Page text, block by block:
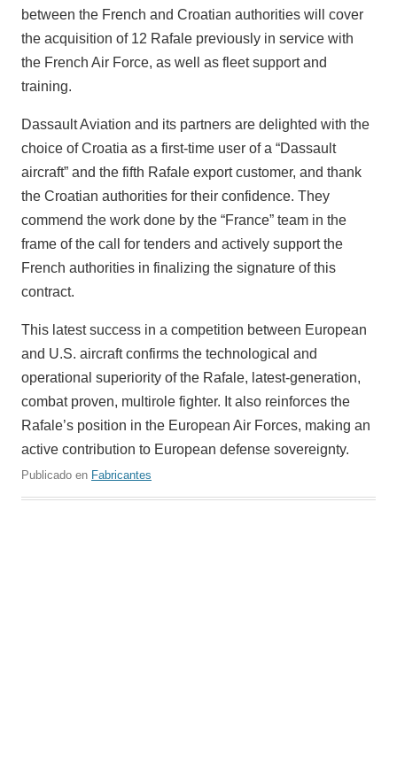
between the French and Croatian authorities will cover
the acquisition of 12 Rafale previously in service with
the French Air Force, as well as fleet support and
training.
Dassault Aviation and its partners are delighted with the
choice of Croatia as a first-time user of a “Dassault
aircraft” and the fifth Rafale export customer, and thank
the Croatian authorities for their confidence. They
commend the work done by the “France” team in the
frame of the call for tenders and actively support the
French authorities in finalizing the signature of this
contract.
This latest success in a competition between European
and U.S. aircraft confirms the technological and
operational superiority of the Rafale, latest-generation,
combat proven, multirole fighter. It also reinforces the
Rafale’s position in the European Air Forces, making an
active contribution to European defense sovereignty.
Publicado en Fabricantes